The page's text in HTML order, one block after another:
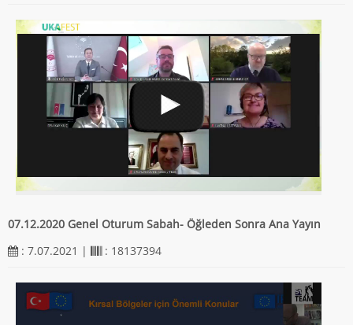
07.12.2020 Genel Oturum Sabah- Öğleden Sonra Ana Yayın
: 7.07.2021 |
: 18137394